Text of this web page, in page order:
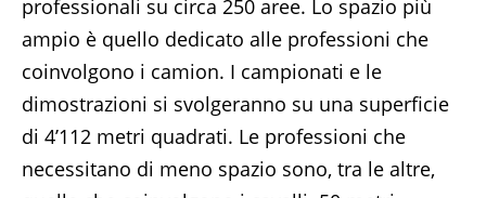
professionali su circa 250 aree. Lo spazio più
ampio è quello dedicato alle professioni che
coinvolgono i camion. I campionati e le
dimostrazioni si svolgeranno su una superficie
di 4’112 metri quadrati. Le professioni che
necessitano di meno spazio sono, tra le altre,